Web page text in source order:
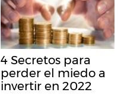
4 Secretos para
perder el miedo a
invertir en 2022